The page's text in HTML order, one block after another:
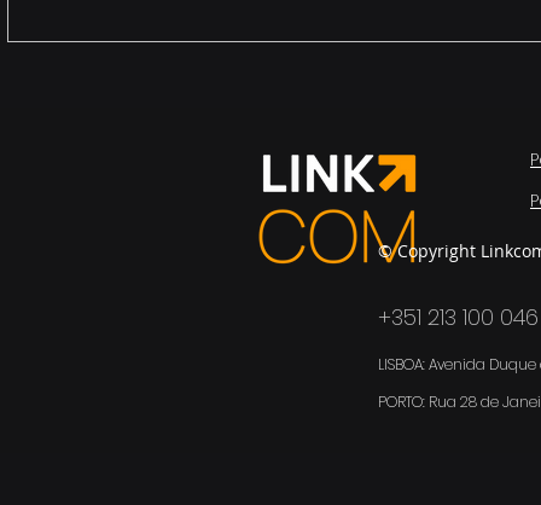
Legacy systems (end of
A nova
© Copyright
+351 213 100 046
LISBOA: Avenida
PORTO: Rua 28 de